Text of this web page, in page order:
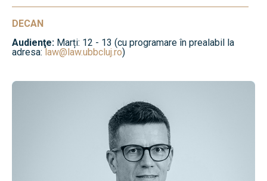
DECAN
Audienţe: Marți: 12 - 13 (cu programare în prealabil la
adresa:law@law.ubbcluj.ro)